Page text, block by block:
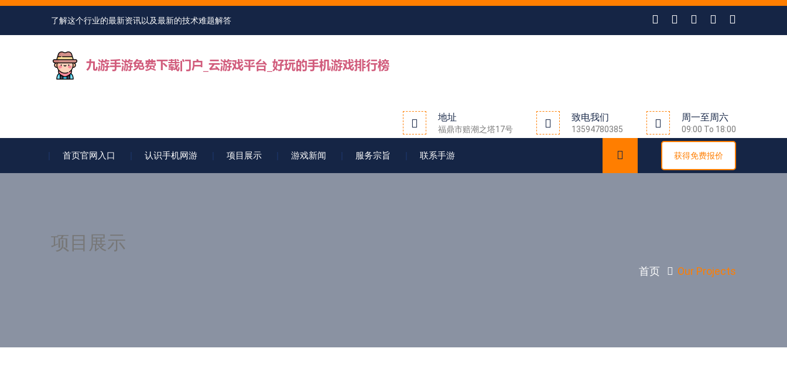
了解这个行业的最新资讯以及最新的技术难题解答
地址
福鼎市赔潮之塔17号
致电我们
13594780385
周一至周六
09:00 To 18:00
首页官网入口 认识手机网游 项目展示 游戏新闻 服务宗旨 联系手游 获得免费报价
项目展示
首页 Our Projects